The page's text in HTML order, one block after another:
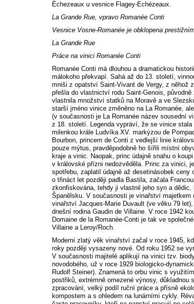
Échezeaux u vesnice Flagey-Echézeaux.
La Grande Rue, vpravo Romanée Conti
Vesnice Vosne-Romanée je obklopena
La Grande Rue
Práce na vinici Romanée Conti
Romanée Conti má dlouhou a dramatickou
málokoho překvapí. Sahá až do 13. století,
mniši z opatství Saint-Vivant de Vergy, z něhož
přešla do vlastnictví rodu Saint-Genois,
vlastnila množství statků na Moravě a ve
starší jméno vinice změněno na La Romanée,
(v současnosti je La Romanée název sousední
z 18. století. Legenda vypráví, že se vinice
milenkou krále Ludvíka XV. markýzou de
Bourbon, princem de Conti z vedlejší linie
pouze mýtus, pravděpodobně ho šířili místní
kraje a vinic. Naopak, princ údajně snahu o
v královské přízni nedozvěděla. Princ za vinici,
spotřebu, zaplatil údajně až desetinásobek
o třináct let později padla Bastila, začala
zkonfiskována, tehdy ji vlastnil jeho syn a
Španělsku. V současnosti je vinařství majetkem
vinařství Jacques-Marie Duvault (ve věku 79
dnešní rodina Gaudin de Villaine. V roce 1942
Domaine de la Romanée-Conti je tak ve
Villaine a Leroy/Roch.
Moderní zlatý věk vinařství začal v roce 1945,
roky později vysazeny nové. Od roku 1952 se
V současnosti majitelé aplikují na vinici tzv.
novodobého, už v roce 1929 biologicko-
Rudolf Steiner). Znamená to orbu vinic s
postřiků, extrémně omezené výnosy, důkladnou
zpracování, velký podíl ruční práce a přísně
kompostem a s ohledem na lunárními cykly.